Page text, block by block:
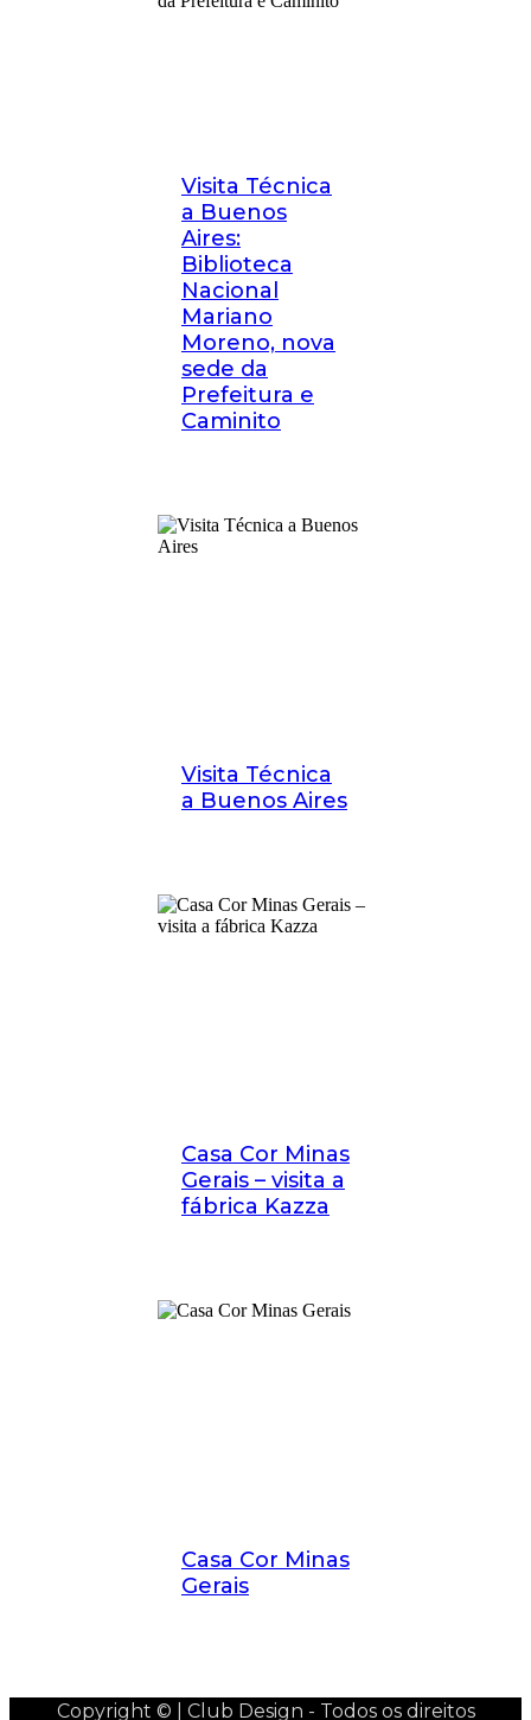
Visita Técnica
a Buenos
Aires:
Biblioteca
Nacional
Mariano
Moreno, nova
sede da
Prefeitura e
Caminito
Visita Técnica
a Buenos Aires
Casa Cor Minas
Gerais – visita a
fábrica Kazza
Casa Cor Minas
Gerais
Copyright © | Club Design - Todos os direitos